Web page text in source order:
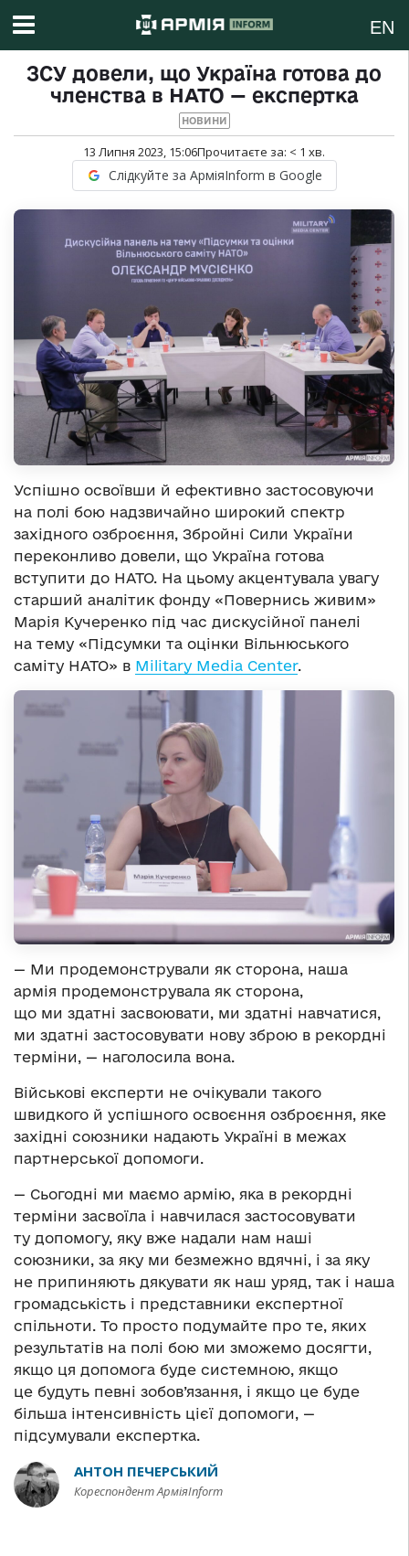
EN
ЗСУ довели, що Україна готова до
членства в НАТО — експертка
НОВИНИ
13 Липня 2023, 15:06Прочитаєте за: < 1 хв.
Слідкуйте за АрміяInform в Google
Успішно освоївши й ефективно застосовуючи
на полі бою надзвичайно широкий спектр
західного озброєння, Збройні Сили України
переконливо довели, що Україна готова
вступити до НАТО. На цьому акцентувала увагу
старший аналітик фонду «Повернись живим»
Марія Кучеренко під час дискусійної панелі
на тему «Підсумки та оцінки Вільнюського
саміту НАТО» в Military Media Center.
— Ми продемонстрували як сторона, наша
армія продемонструвала як сторона,
що ми здатні засвоювати, ми здатні навчатися,
ми здатні застосовувати нову зброю в рекордні
терміни, — наголосила вона.
Військові експерти не очікували такого
швидкого й успішного освоєння озброєння, яке
західні союзники надають Україні в межах
партнерської допомоги.
— Сьогодні ми маємо армію, яка в рекордні
терміни засвоїла і навчилася застосовувати
ту допомогу, яку вже надали нам наші
союзники, за яку ми безмежно вдячні, і за яку
не припиняють дякувати як наш уряд, так і наша
громадськість і представники експертної
спільноти. То просто подумайте про те, яких
результатів на полі бою ми зможемо досягти,
якщо ця допомога буде системною, якщо
це будуть певні зобов’язання, і якщо це буде
більша інтенсивність цієї допомоги, —
підсумували експертка.
АНТОН ПЕЧЕРСЬКИЙ
Кореспондент АрміяInform